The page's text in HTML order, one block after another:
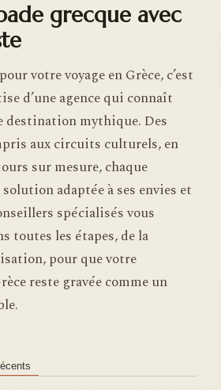
grecque avec
votre voyage en Grèce, c’est
d’une agence qui connaît
destination mythique. Des
aux circuits culturels, en
sur mesure, chaque
adaptée à ses envies et
spécialisés vous
toutes les étapes, de la
pour que votre
reste gravée comme un